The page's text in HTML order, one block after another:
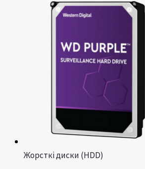
Жорсткі диски (HDD)